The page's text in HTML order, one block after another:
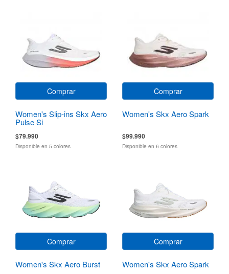
Comprar
Women's Slip-ins Skx Aero
Pulse Si
$79.990
Disponible en 5 colores
Comprar
Women's Skx Aero Spark
$99.990
Disponible en 6 colores
Comprar
Women's Skx Aero Burst
Comprar
Women's Skx Aero Spark